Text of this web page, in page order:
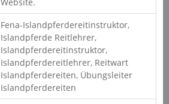
Fena-Islandpferdereitinstruktor,
Islandpferde Reitlehrer,
Islandpferdereitinstruktor,
Islandpferdereitlehrer, Reitwart
Islandpferdereiten, Übungsleiter
Islandpferdereiten